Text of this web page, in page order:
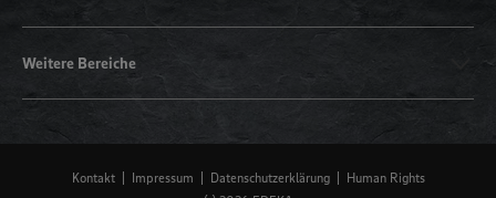
Weitere Bereiche
Kontakt Impressum Datenschutzerklärung
Human Rights